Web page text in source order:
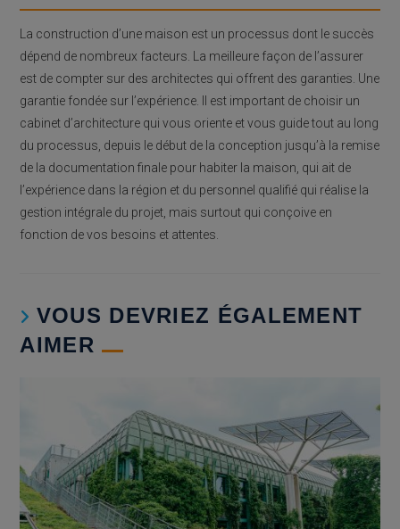
La construction d’une maison est un processus dont le succès
dépend de nombreux facteurs. La meilleure façon de l’assurer
est de compter sur des architectes qui offrent des garanties. Une
garantie fondée sur l’expérience. Il est important de choisir un
cabinet d’architecture qui vous oriente et vous guide tout au long
du processus, depuis le début de la conception jusqu’à la remise
de la documentation finale pour habiter la maison, qui ait de
l’expérience dans la région et du personnel qualifié qui réalise la
gestion intégrale du projet, mais surtout qui conçoive en
fonction de vos besoins et attentes.
VOUS DEVRIEZ ÉGALEMENT
AIMER